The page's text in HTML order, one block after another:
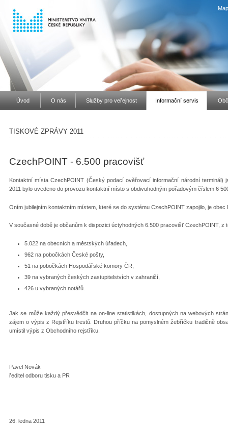
Úvod O nás Služby pro veřejnost Informační servis
TISKOVÉ ZPRÁVY 2011
CzechPOINT - 6.500 pracovišť
Kontaktní místa CzechPOINT (Český podací ověřovací informační národní
2011 bylo uvedeno do provozu kontaktní místo s obdivuhodným pořadovým číslem 6
Oním jubilejním kontaktním místem, které se do systému CzechPOINT zapojilo, je obec
V současné době je občanům k dispozici úctyhodných 6.500 pracovišť CzechPOINT, z
5.022 na obecních a městských úřadech,
962 na pobočkách České pošty,
51 na pobočkách Hospodářské komory ČR,
39 na vybraných českých zastupitelstvích v zahraničí,
426 u vybraných notářů.
Jak se může každý přesvědčit na on-line statistikách, dostupných na webových
zájem o výpis z Rejstříku trestů. Druhou příčku na pomyslném žebříčku tradičně
umístil výpis z Obchodního rejstříku.
Pavel Novák
ředitel odboru tisku a PR
26. ledna 2011